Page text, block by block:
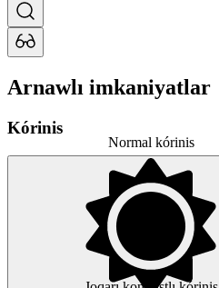
Arnawlı imkaniyatlar
Kórinis
Normal kórinis